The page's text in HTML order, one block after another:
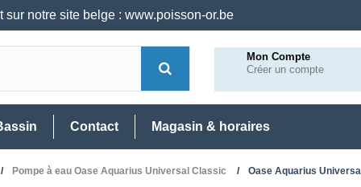
sur notre site belge : www.poisson-or.be
Mon Compte
Créer un compte
Contact Magasin & horaires
Pompe à eau Oase Aquarius Universal Classic Oase Aquarius